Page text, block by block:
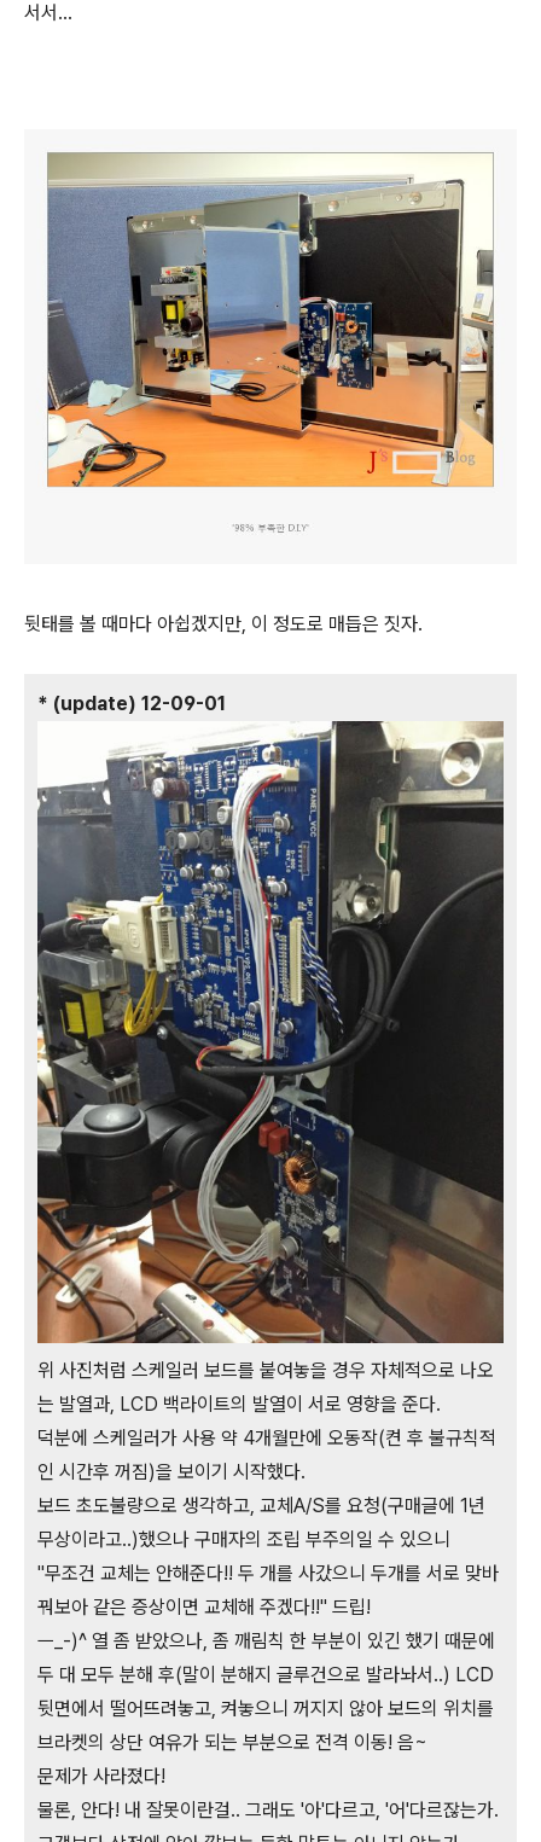
서서...
뒷태를 볼 때마다 아쉽겠지만, 이 정도로 매듭은 짓자.
* (update) 12-09-01
위 사진처럼 스케일러 보드를 붙여놓을 경우 자체적으로 나오
는 발열과, LCD 백라이트의 발열이 서로 영향을 준다.
덕분에 스케일러가 사용 약 4개월만에 오동작(켠 후 불규칙적
인 시간후 꺼짐)을 보이기 시작했다.
보드 초도불량으로 생각하고, 교체A/S를 요청(구매글에 1년
무상이라고..)했으나 구매자의 조립 부주의일 수 있으니
"무조건 교체는 안해준다!! 두 개를 사갔으니 두개를 서로 맞바
꿔보아 같은 증상이면 교체해 주겠다!!" 드립!
ㅡ_-)^ 열 좀 받았으나, 좀 깨림칙 한 부분이 있긴 했기 때문에
두 대 모두 분해 후(말이 분해지 글루건으로 발라놔서..) LCD
뒷면에서 떨어뜨려놓고, 켜놓으니 꺼지지 않아 보드의 위치를
브라켓의 상단 여유가 되는 부분으로 전격 이동! 음~
문제가 사라졌다!
물론, 안다! 내 잘못이란걸.. 그래도 '아'다르고, '어'다르잖는가.